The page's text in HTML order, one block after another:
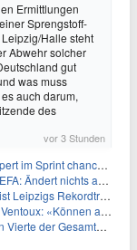
Ermittlungen
Sprengstoff-
Halle steht
Abwehr solcher
gut
was muss
auch darum,
des
vor 3 Stunden
im Sprint chancenlos
nichts an Boykott
Rekordtransfer
«Können alles schaffen»
der Gesamtwertung